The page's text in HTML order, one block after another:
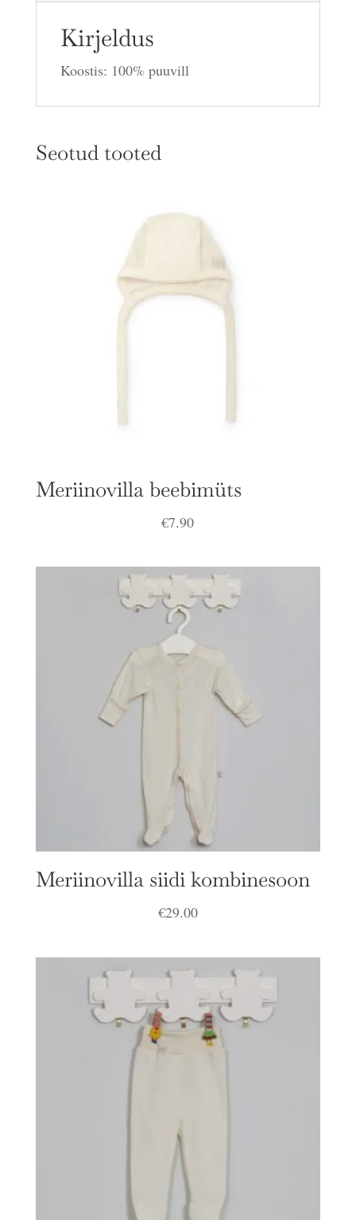
Kirjeldus
Koostis: 100% puuvill
Seotud tooted
Meriinovilla beebimüts
€7.90
Meriinovilla siidi kombinesoon
€29.00